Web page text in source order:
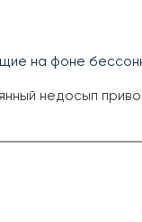
на фоне
недосып